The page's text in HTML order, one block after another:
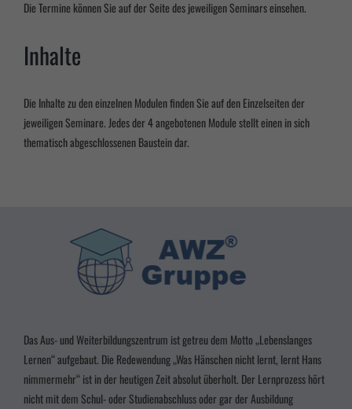
Die Termine können Sie auf der Seite des jeweiligen Seminars einsehen.
Inhalte
Die Inhalte zu den einzelnen Modulen finden Sie auf den Einzelseiten der
jeweiligen Seminare. Jedes der 4 angebotenen Module stellt einen in sich
thematisch abgeschlossenen Baustein dar.
Das Aus- und Weiterbildungszentrum ist getreu dem Motto „Lebenslanges
Lernen“ aufgebaut. Die Redewendung „Was Hänschen nicht lernt, lernt Hans
nimmermehr“ ist in der heutigen Zeit absolut überholt. Der Lernprozess hört
nicht mit dem Schul- oder Studienabschluss oder gar der Ausbildung